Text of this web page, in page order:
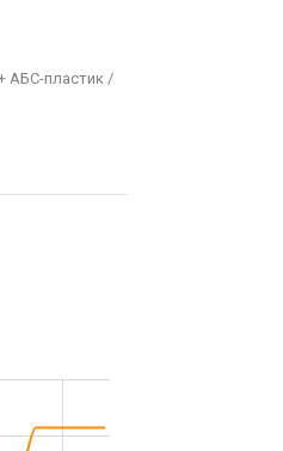
АБС-пластик /